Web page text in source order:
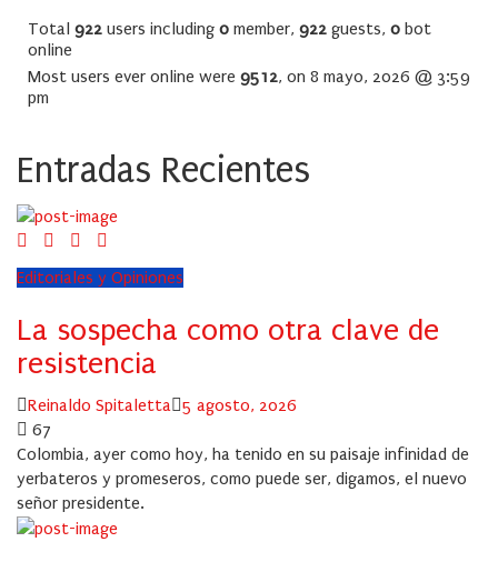
Total 922 users including 0 member, 922 guests, 0 bot
online
Most users ever online were 9512, on 8 mayo, 2026 @ 3:59
pm
Entradas Recientes
Editoriales y Opiniones
La sospecha como otra clave de
resistencia
Author
Reinaldo Spitaletta Posted
5 agosto, 2026
67
Colombia, ayer como hoy, ha tenido en su paisaje infinidad de
yerbateros y promeseros, como puede ser, digamos, el nuevo
señor presidente.